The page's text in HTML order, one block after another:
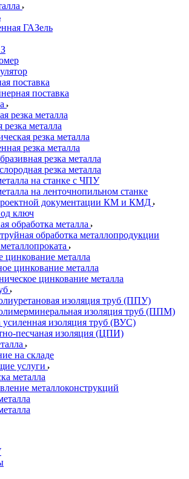
ГАЗель
поставка
поставка
резка металла
резка металла
резка металла
резка металла
резка металла
резка металла
на станке с ЧПУ
на ленточнопильном станке
документации КМ и КМД
ключ
обработка металла
обработка металлопродукции
цинкование металла
цинкование металла
цинкование металла
изоляция труб (ППУ)
изоляция труб (ППМ)
усиленная изоляция труб (ВУС)
песчаная изоляция (ЦПИ)
на складе
услуги
металла
металлоконструкций